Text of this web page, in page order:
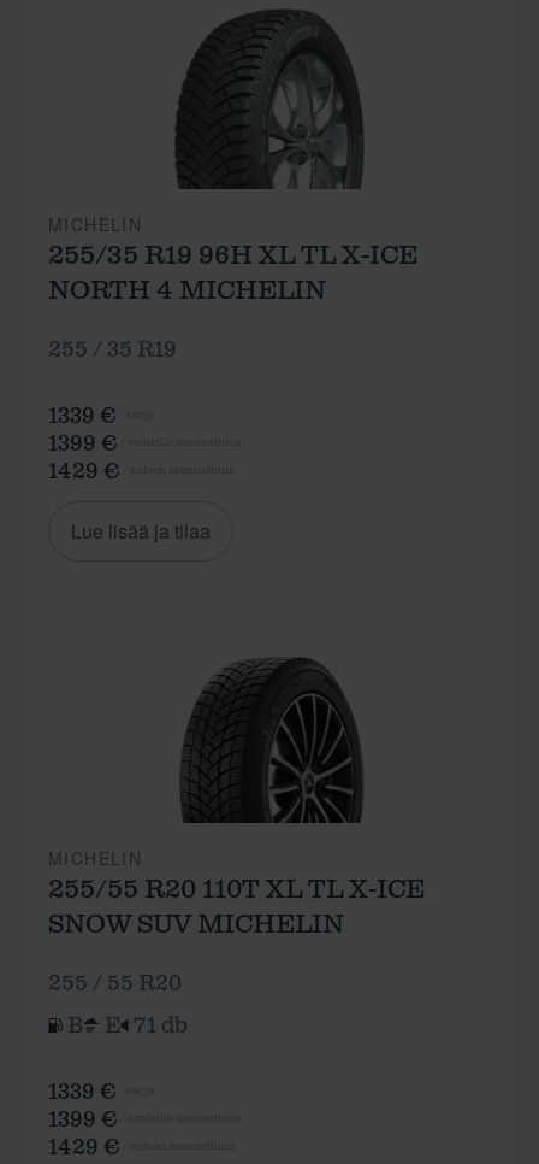
MICHELIN
255/35 R19 96H XL TL X-ICE
NORTH 4 MICHELIN
255 / 35 R19
1339 €
1399 €
1429 €
Lue lisää ja tilaa
MICHELIN
255/55 R20 110T XL TL X-ICE
SNOW SUV MICHELIN
255 / 55 R20
B
E 71 db
1339 €
1399 €
1429 €